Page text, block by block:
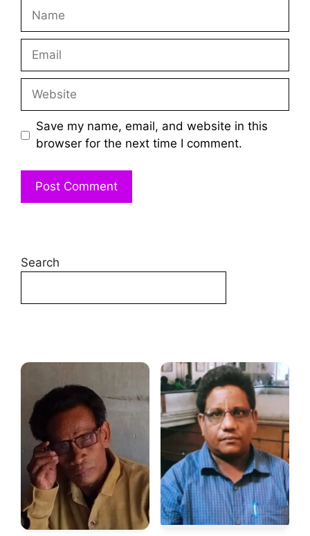
Name
Email
Website
Save my name, email, and website in this
browser for the next time I comment.
Search